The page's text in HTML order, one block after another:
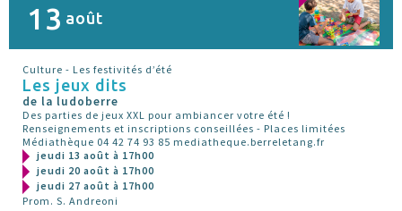
13 août
Culture - Les festivités d’été
Les jeux dits
de la ludoberre
Des parties de jeux XXL pour ambiancer votre été !
Renseignements et inscriptions conseillées - Places limitées
Médiathèque 04 42 74 93 85 mediatheque.berreletang.fr
jeudi 13 août à 17h00
jeudi 20 août à 17h00
jeudi 27 août à 17h00
Prom. S. Andreoni